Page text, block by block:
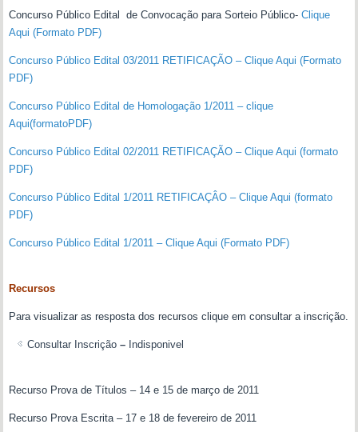
Concurso Público Edital de Convocação para Sorteio Público- Clique
Aqui (Formato PDF)
Concurso Público Edital 03/2011 RETIFICAÇÃO – Clique Aqui (Formato
PDF)
Concurso Público Edital de Homologação 1/2011 – clique
Aqui(formatoPDF)
Concurso Público Edital 02/2011 RETIFICAÇÃO – Clique Aqui (formato
PDF)
Concurso Público Edital 1/2011 RETIFICAÇÂO – Clique Aqui (formato
PDF)
Concurso Público Edital 1/2011 – Clique Aqui (Formato PDF)
Recursos
Para visualizar as resposta dos recursos clique em consultar a inscrição.
Consultar Inscrição – Indisponivel
Recurso Prova de Títulos – 14 e 15 de março de 2011
Recurso Prova Escrita – 17 e 18 de fevereiro de 2011